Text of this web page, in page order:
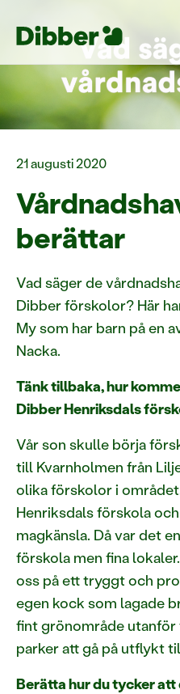
21 augusti 2020
berättar
Vad säger de
Dibber förskolor? Här
My som har barn på en
Nacka.
Tänk tillbaka, hur
Dibber Henriksdals
Vår son skulle börja
till Kvarnholmen från
olika förskolor i
Henriksdals förskola
magkänsla. Då var det
förskola men fina
oss på ett tryggt och
egen kock som lagade
fint grönområde utanför
parker att gå på utflykt
Berätta hur du tycker